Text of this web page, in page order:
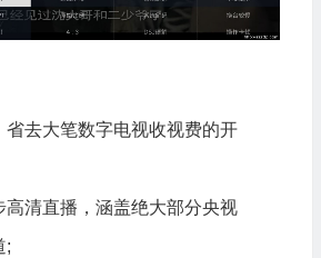
省去大笔数字电视收视费的开
高清直播，涵盖绝大部分央视
;